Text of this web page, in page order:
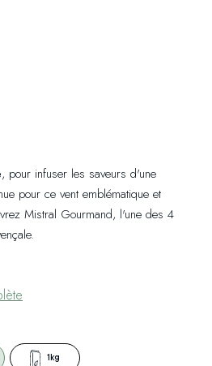
, pour infuser les saveurs d'une
pour ce vent emblématique et
Mistral Gourmand, l'une des 4
1kg